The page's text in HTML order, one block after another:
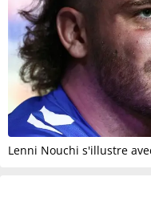
Lenni Nouchi s'illustre